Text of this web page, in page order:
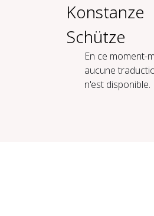
Konstanze
Schütze
En ce moment-
aucune
n'est disponible.